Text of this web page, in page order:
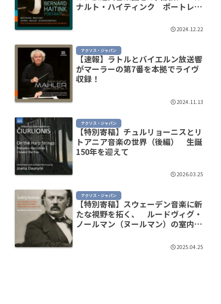
ナルト・ハイティンク ポートレー
2024.12.22
ナクソス・ジャパン
【速報】ラトルとバイエルン放送響
がマーラーの第7番を本拠でライヴ
収録！
2024.11.13
ナクソス・ジャパン
【特別寄稿】チュルリョーニスとリ
トアニア音楽の世界（後編） ――生誕
150年を迎えて
2026.03.25
ナクソス・ジャパン
【特別寄稿】スウェーデン音楽に新
たな視野を拓く、 ルードヴィグ・
ノールマン（ヌールマン）の室内楽
2025.04.25